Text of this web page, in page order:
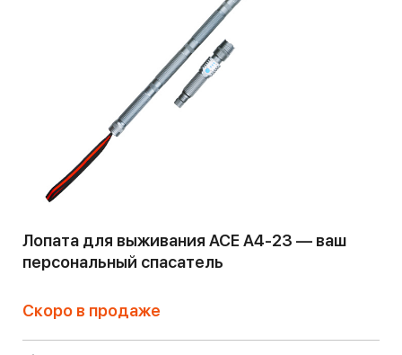
Лопата для выживания ACE A4-23 — ваш
персональный спасатель
Скоро в продаже